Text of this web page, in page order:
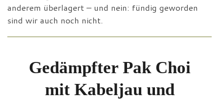
anderem überlagert – und nein: fündig geworden
sind wir auch noch nicht.
Gedämpfter Pak Choi
mit Kabeljau und